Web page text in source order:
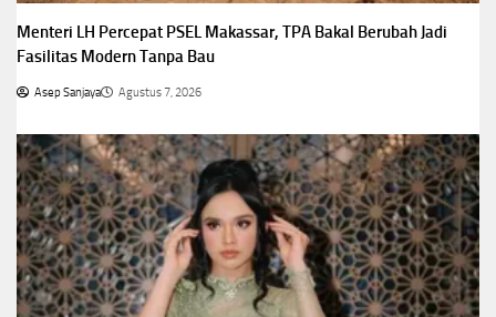
Menteri LH Percepat PSEL Makassar, TPA Bakal Berubah Jadi
Fasilitas Modern Tanpa Bau
Asep Sanjaya Agustus 7, 2026